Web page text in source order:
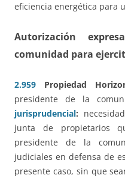
eficiencia energética para
Autorización
comunidad para
2.959 Propiedad
presidente de la
jurisprudencial:
junta de propietarios
presidente de la
judiciales en defensa de
presente caso, sin que